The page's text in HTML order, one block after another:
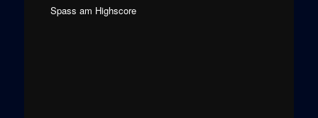
Spass am Highscore